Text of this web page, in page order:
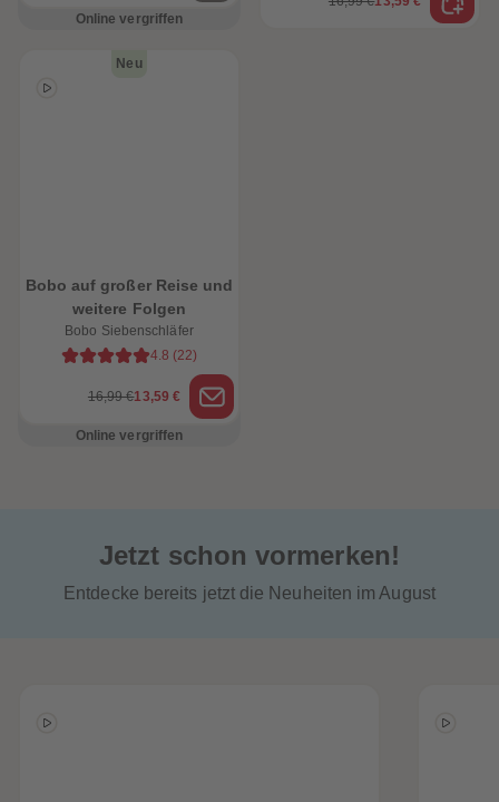
Online vergriffen
Neu
Bobo auf großer Reise und
weitere Folgen
Bobo Siebenschläfer
4.8 (22)
16,99 €13,59 €
Online vergriffen
Jetzt schon vormerken!
Entdecke bereits jetzt die Neuheiten im August